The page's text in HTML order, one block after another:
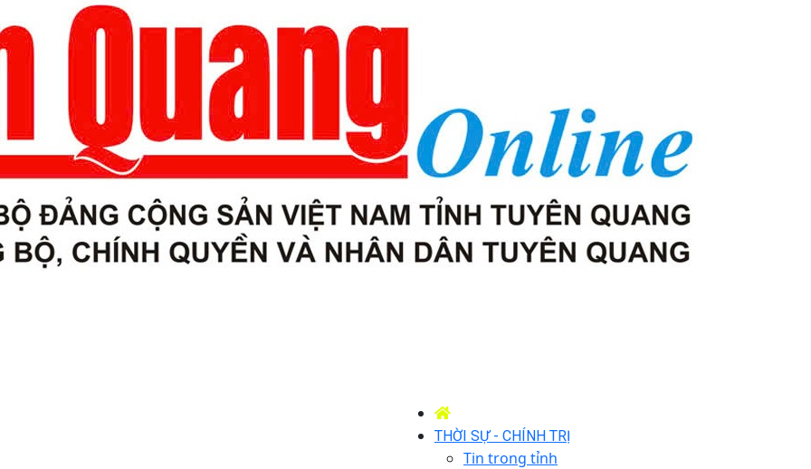
THỜI SỰ - CHÍNH TRỊ
Tin trong tỉnh